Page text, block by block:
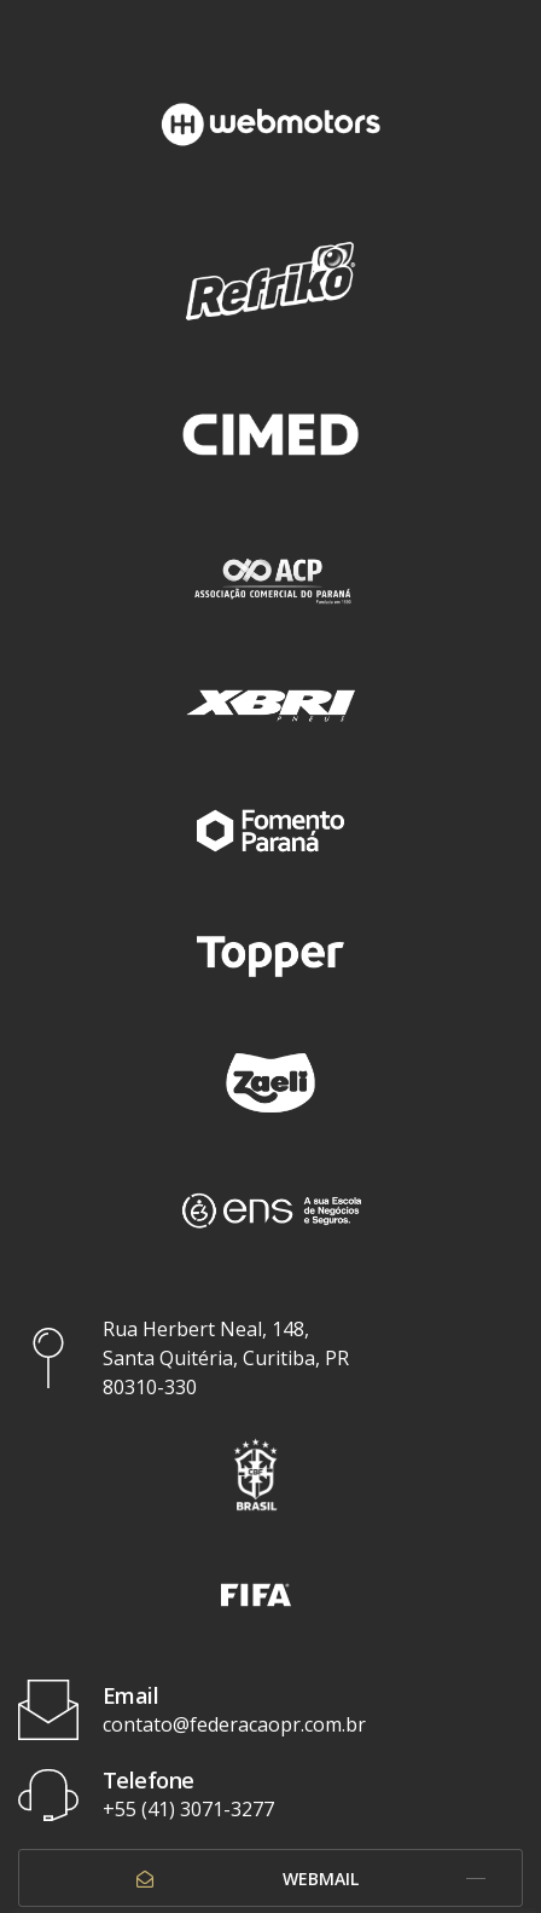
Rua Herbert Neal, 148,
Santa Quitéria, Curitiba, PR
80310-330
Email
contato@federacaopr.com.br
Telefone
+55 (41) 3071-3277
WEBMAIL